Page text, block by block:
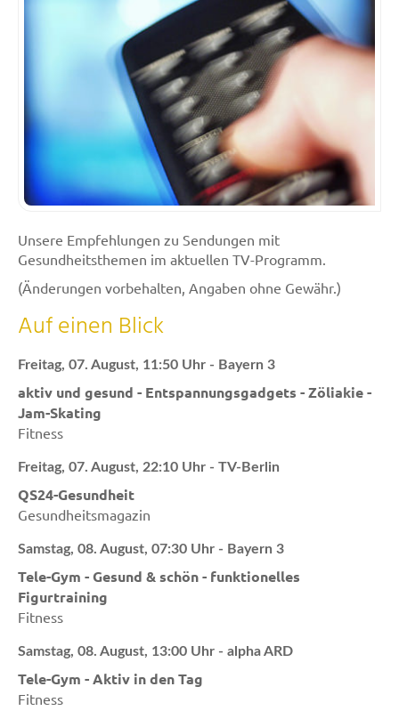
Unsere Empfehlungen zu Sendungen mit
Gesundheitsthemen im aktuellen TV-Programm.
(Änderungen vorbehalten, Angaben ohne Gewähr.)
Auf einen Blick
Freitag, 07. August, 11:50 Uhr - Bayern 3
aktiv und gesund - Entspannungsgadgets - Zöliakie -
Jam-Skating
Fitness
Freitag, 07. August, 22:10 Uhr - TV-Berlin
QS24-Gesundheit
Gesundheitsmagazin
Samstag, 08. August, 07:30 Uhr - Bayern 3
Tele-Gym - Gesund & schön - funktionelles
Figurtraining
Fitness
Samstag, 08. August, 13:00 Uhr - alpha ARD
Tele-Gym - Aktiv in den Tag
Fitness